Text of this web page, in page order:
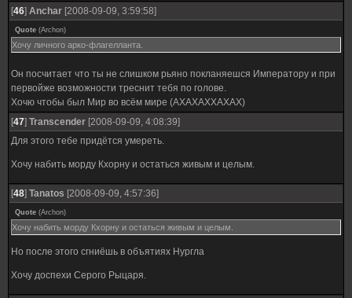
[46] Anchar [2008-09-09, 3:59:58]
Quote (Archon)
Хочу личного арко-флагелланта.
Он посчитает что ты не слишком рьяно покланяешся Императору и при
первойже возможности треснит тебя по голове.
Хочю чтобы был Мир во всём мире (АХАХАХХАХАХ)
[47] Transcender [2008-09-09, 4:08:39]
Для этого тебе придётся умереть.
Хочу набить морду Кхорну и остаться живым и целым.
[48] Tanatos [2008-09-09, 4:57:36]
Quote (Archon)
Хочу набить морду Кхорну и остаться живым и целым.
Но после этого сгниёшь в объятиях Нургла
Хочу доспехи Серого Рыцаря.